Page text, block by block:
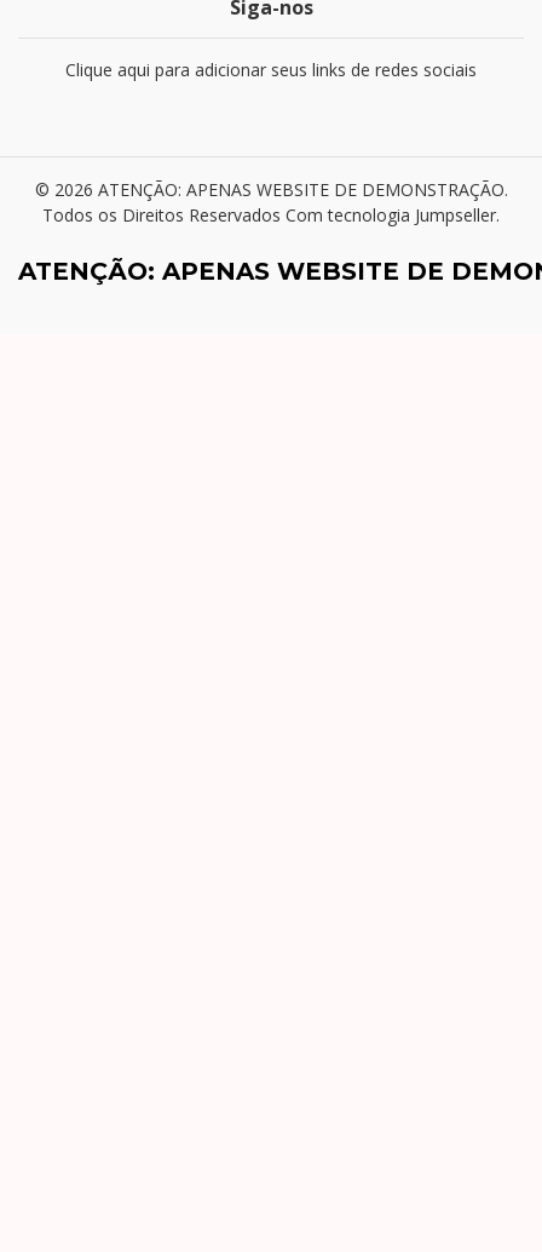
Siga-nos
Clique aqui para adicionar seus links de redes sociais
© 2026 ATENÇÃO: APENAS WEBSITE DE DEMONSTRAÇÃO.
Todos os Direitos Reservados Com tecnologia Jumpseller.
ATENÇÃO: APENAS WEBSITE DE